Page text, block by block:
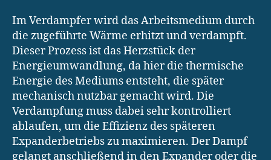
Im Verdampfer wird das Arbeitsmedium durch
die zugeführte Wärme erhitzt und verdampft.
Dieser Prozess ist das Herzstück der
Energieumwandlung, da hier die thermische
Energie des Mediums entsteht, die später
mechanisch nutzbar gemacht wird. Die
Verdampfung muss dabei sehr kontrolliert
ablaufen, um die Effizienz des späteren
Expanderbetriebs zu maximieren. Der Dampf
gelangt anschließend in den Expander oder die